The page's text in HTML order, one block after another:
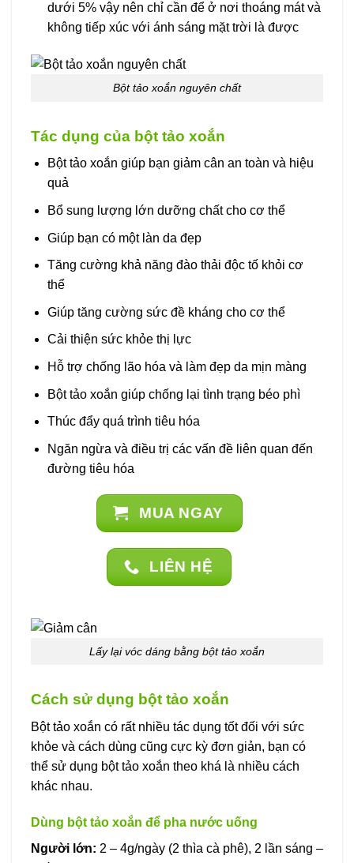
dưới 5% vậy nên chỉ cần để ở nơi thoáng mát và
không tiếp xúc với ánh sáng mặt trời là được
Bột tảo xoắn nguyên chất
Tác dụng của bột tảo xoắn
Bột tảo xoắn giúp bạn giảm cân an toàn và hiệu
quả
Bổ sung lượng lớn dưỡng chất cho cơ thể
Giúp bạn có một làn da đẹp
Tăng cường khả năng đào thải độc tố khỏi cơ
thể
Giúp tăng cường sức đề kháng cho cơ thể
Cải thiện sức khỏe thị lực
Hỗ trợ chống lão hóa và làm đẹp da mịn màng
Bột tảo xoắn giúp chống lại tình trạng béo phì
Thúc đẩy quá trình tiêu hóa
Ngăn ngừa và điều trị các vấn đề liên quan đến
đường tiêu hóa
MUA NGAY
LIÊN HỆ
Lấy lại vóc dáng bằng bột tảo xoắn
Cách sử dụng bột tảo xoắn
Bột tảo xoắn có rất nhiều tác dụng tốt đối với sức
khỏe và cách dùng cũng cực kỳ đơn giản, bạn có
thể sử dụng bột tảo xoắn theo khá là nhiều cách
khác nhau.
Dùng bột tảo xoắn để pha nước uống
Người lớn: 2 – 4g/ngày (2 thìa cà phê), 2 lần sáng –